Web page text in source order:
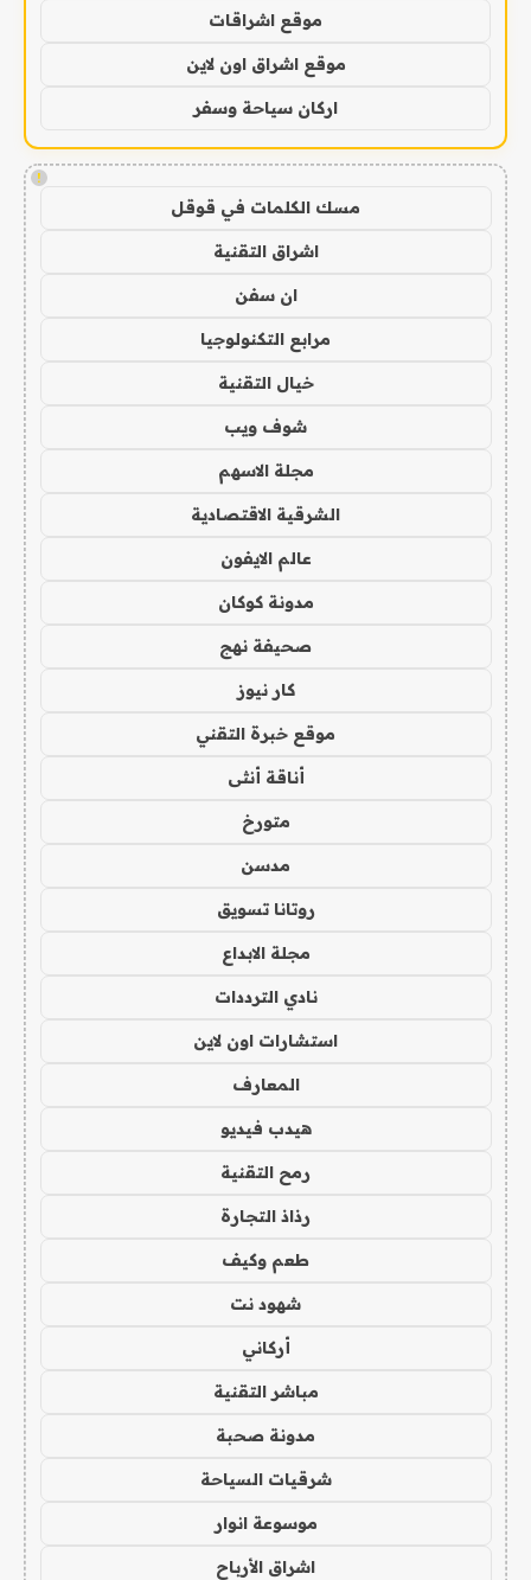
موقع اشراقات
موقع اشراق اون لاين
اركان سياحة وسفر
!
مسك الكلمات في قوقل
اشراق التقنية
ان سفن
مرابع التكنولوجيا
خيال التقنية
شوف ويب
مجلة الاسهم
الشرقية الاقتصادية
عالم الايفون
مدونة كوكان
صحيفة نهج
كار نيوز
موقع خبرة التقني
أناقة أنثى
متورخ
مدسن
روتانا تسويق
مجلة الابداع
نادي الترددات
استشارات اون لاين
المعارف
هيدب فيديو
رمح التقنية
رذاذ التجارة
طعم وكيف
شهود نت
أركاني
مباشر التقنية
مدونة صحبة
شرقيات السياحة
موسوعة انوار
اشراق الأرباح